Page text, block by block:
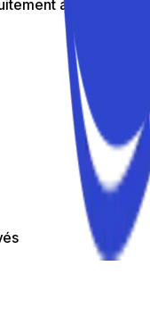
au numéro